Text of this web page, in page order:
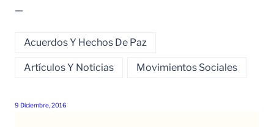
—
Acuerdos Y Hechos De Paz
Artículos Y Noticias Movimientos Sociales
9 Diciembre, 2016